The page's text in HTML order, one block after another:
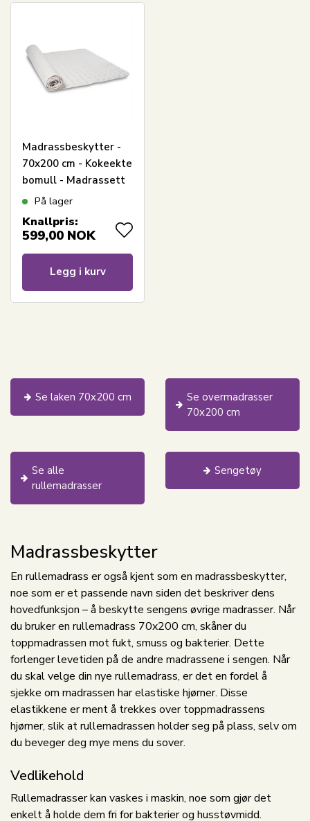
Madrassbeskytter -
70x200 cm - Kokeekte
bomull - Madrassett
nordisk tekstil
På lager
Knallpris:
599,00 NOK
Legg i kurv
Se laken 70x200 cm
Se overmadrasser
70x200 cm
Se alle
rullemadrasser
Sengetøy
Madrassbeskytter
En rullemadrass er også kjent som en madrassbeskytter,
noe som er et passende navn siden det beskriver dens
hovedfunksjon – å beskytte sengens øvrige madrasser. Når
du bruker en rullemadrass 70x200 cm, skåner du
toppmadrassen mot fukt, smuss og bakterier. Dette
forlenger levetiden på de andre madrassene i sengen. Når
du skal velge din nye rullemadrass, er det en fordel å
sjekke om madrassen har elastiske hjørner. Disse
elastikkene er ment å trekkes over toppmadrassens
hjørner, slik at rullemadrassen holder seg på plass, selv om
du beveger deg mye mens du sover.
Vedlikehold
Rullemadrasser kan vaskes i maskin, noe som gjør det
enkelt å holde dem fri for bakterier og husstøvmidd.